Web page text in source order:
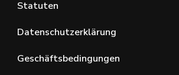
Statuten
Datenschutzerklärung
Geschäftsbedingungen